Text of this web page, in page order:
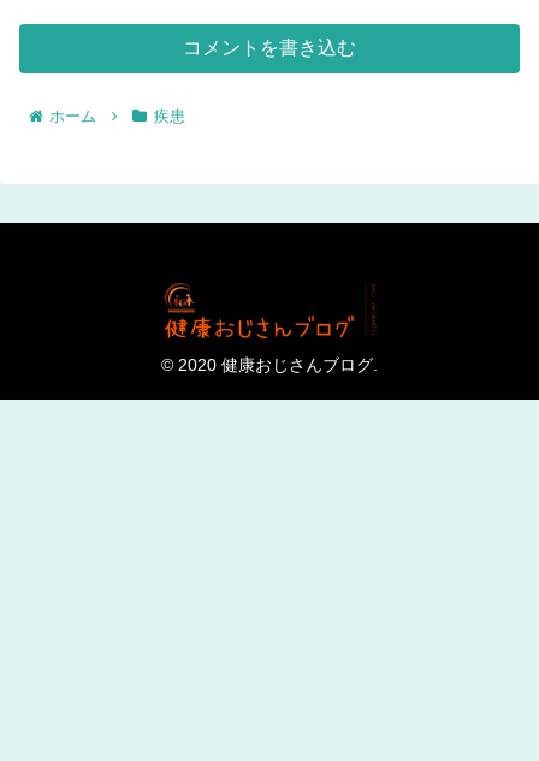
コメントを書き込む
ホーム 疾患
© 2020 健康おじさんブログ.